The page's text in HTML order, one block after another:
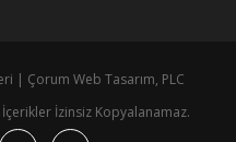
| Çorum Web Tasarım, PLC
İçerikler İzinsiz Kopyalanamaz.